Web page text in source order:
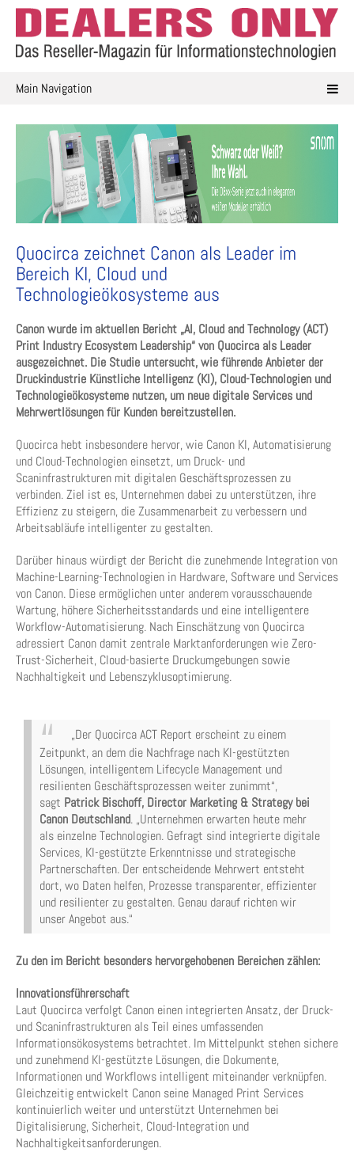
Skip
content
Main Navigation
Quocirca zeichnet Canon als Leader im
Bereich KI, Cloud und
Technologieökosysteme aus
Canon wurde im aktuellen Bericht „AI, Cloud and Technology (ACT)
Print Industry Ecosystem Leadership“ von Quocirca als Leader
ausgezeichnet. Die Studie untersucht, wie führende Anbieter der
Druckindustrie Künstliche Intelligenz (KI), Cloud-Technologien und
Technologieökosysteme nutzen, um neue digitale Services und
Mehrwertlösungen für Kunden bereitzustellen.
Quocirca hebt insbesondere hervor, wie Canon KI, Automatisierung
und Cloud-Technologien einsetzt, um Druck- und
Scaninfrastrukturen mit digitalen Geschäftsprozessen zu
verbinden. Ziel ist es, Unternehmen dabei zu unterstützen, ihre
Effizienz zu steigern, die Zusammenarbeit zu verbessern und
Arbeitsabläufe intelligenter zu gestalten.
Darüber hinaus würdigt der Bericht die zunehmende Integration von
Machine-Learning-Technologien in Hardware, Software und Services
von Canon. Diese ermöglichen unter anderem vorausschauende
Wartung, höhere Sicherheitsstandards und eine intelligentere
Workflow-Automatisierung. Nach Einschätzung von Quocirca
adressiert Canon damit zentrale Marktanforderungen wie Zero-
Trust-Sicherheit, Cloud-basierte Druckumgebungen sowie
Nachhaltigkeit und Lebenszyklusoptimierung.
„Der Quocirca ACT Report erscheint zu einem
Zeitpunkt, an dem die Nachfrage nach KI-gestützten
Lösungen, intelligentem Lifecycle Management und
resilienten Geschäftsprozessen weiter zunimmt“,
sagt Patrick Bischoff, Director Marketing & Strategy bei
Canon Deutschland. „Unternehmen erwarten heute mehr
als einzelne Technologien. Gefragt sind integrierte digitale
Services, KI-gestützte Erkenntnisse und strategische
Partnerschaften. Der entscheidende Mehrwert entsteht
dort, wo Daten helfen, Prozesse transparenter, effizienter
und resilienter zu gestalten. Genau darauf richten wir
unser Angebot aus.“
Zu den im Bericht besonders hervorgehobenen Bereichen zählen:
Innovationsführerschaft
Laut Quocirca verfolgt Canon einen integrierten Ansatz, der Druck-
und Scaninfrastrukturen als Teil eines umfassenden
Informationsökosystems betrachtet. Im Mittelpunkt stehen sichere
und zunehmend KI-gestützte Lösungen, die Dokumente,
Informationen und Workflows intelligent miteinander verknüpfen.
Gleichzeitig entwickelt Canon seine Managed Print Services
kontinuierlich weiter und unterstützt Unternehmen bei
Digitalisierung, Sicherheit, Cloud-Integration und
Nachhaltigkeitsanforderungen.